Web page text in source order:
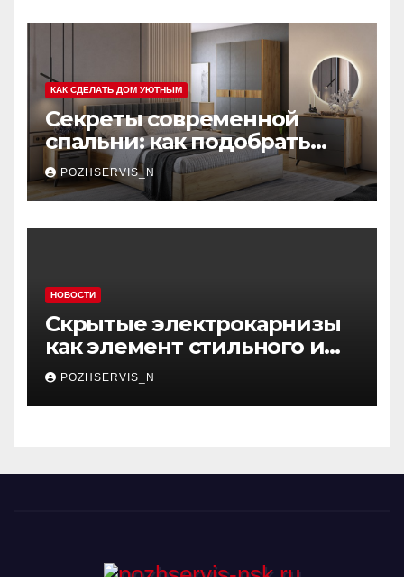
КАК СДЕЛАТЬ ДОМ УЮТНЫМ
Секреты современной
спальни: как подобрать
мебель, которая меняет
пространство
POZHSERVIS_N
НОВОСТИ
Скрытые электрокарнизы
как элемент стильного и
функционального
интерьера
POZHSERVIS_N